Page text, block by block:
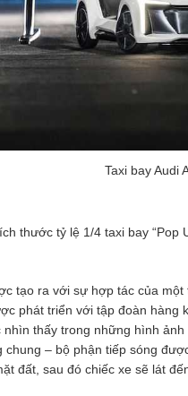
Taxi bay Audi
thước tỷ lệ 1/4 taxi bay “Pop
tạo ra với sự hợp tác của
phát triển với tập đoàn hàng
thấy trong những hình
– bộ phận tiếp sóng
đất, sau đó chiếc xe sẽ lát